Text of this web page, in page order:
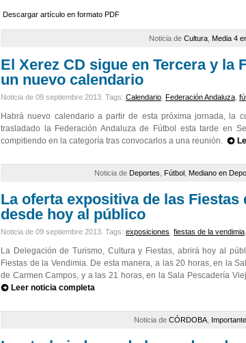
Descargar artículo en formato PDF
Noticia de Cultura Media 4
El Xerez CD sigue en Tercera y la
un nuevo calendario
Noticia de 09 septiembre 2013. Tags: Calendario Federación Andaluza
Habrá nuevo calendario a partir de esta próxima jornada, la
trasladado la Federación Andaluza de Fútbol esta tarde en
compitiendo en la categoría tras convocarlos a una reunión.
Noticia de Deportes Fútbol Mediano en
La oferta expositiva de las Fiestas
desde hoy al público
Noticia de 09 septiembre 2013. Tags: exposiciones fiestas de la vendimia
La Delegación de Turismo, Cultura y Fiestas, abrirá hoy al
Fiestas de la Vendimia. De esta manera, a las 20 horas, en la
de Carmen Campos, y a las 21 horas, en la Sala Pescadería
Leer noticia completa
Noticia de CÓRDOBA